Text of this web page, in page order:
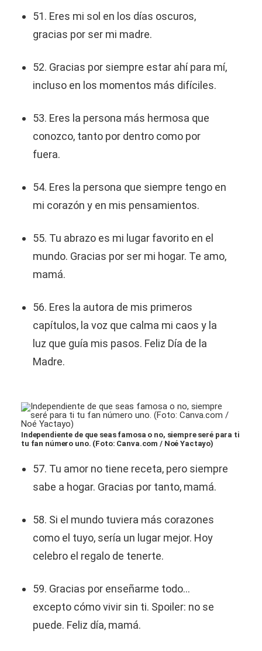
51. Eres mi sol en los días oscuros,
gracias por ser mi madre.
52. Gracias por siempre estar ahí para mí,
incluso en los momentos más difíciles.
53. Eres la persona más hermosa que
conozco, tanto por dentro como por
fuera.
54. Eres la persona que siempre tengo en
mi corazón y en mis pensamientos.
55. Tu abrazo es mi lugar favorito en el
mundo. Gracias por ser mi hogar. Te amo,
mamá.
56. Eres la autora de mis primeros
capítulos, la voz que calma mi caos y la
luz que guía mis pasos. Feliz Día de la
Madre.
Independiente de que seas famosa o no, siempre seré para ti
tu fan número uno. (Foto: Canva.com / Noé Yactayo)
57. Tu amor no tiene receta, pero siempre
sabe a hogar. Gracias por tanto, mamá.
58. Si el mundo tuviera más corazones
como el tuyo, sería un lugar mejor. Hoy
celebro el regalo de tenerte.
59. Gracias por enseñarme todo…
excepto cómo vivir sin ti. Spoiler: no se
puede. Feliz día, mamá.